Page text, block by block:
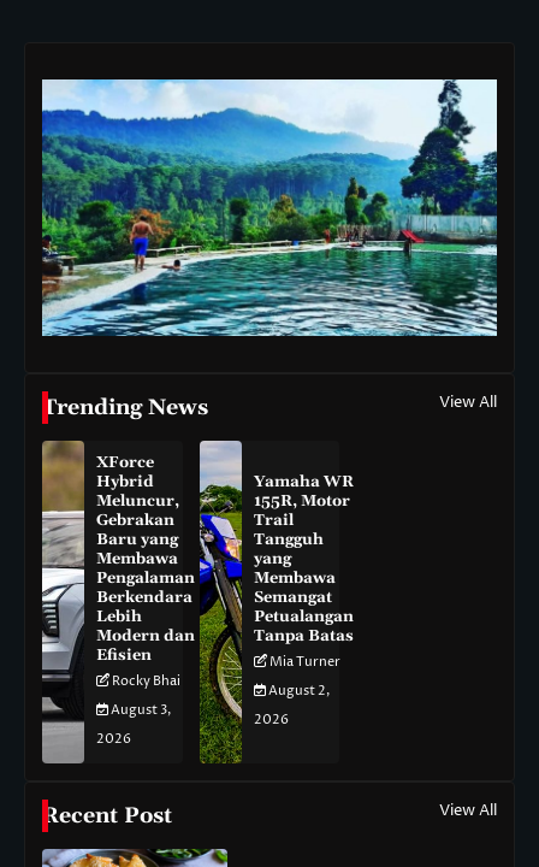
Trending News View All
XForce
Hybrid
Meluncur,
Gebrakan
Baru yang
Membawa
Pengalaman
Berkendara
Lebih
Modern dan
Efisien
Rocky Bhai
August 3,
2026
Yamaha WR
155R, Motor
Trail
Tangguh
yang
Membawa
Semangat
Petualangan
Tanpa Batas
Mia Turner
August 2,
2026
Recent Post View All